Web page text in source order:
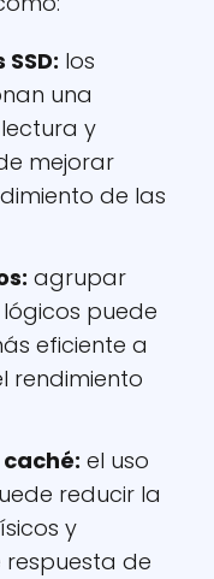
los
una
y
mejorar
de las
agrupar
puede
eficiente a
rendimiento
el uso
reducir la
y
de